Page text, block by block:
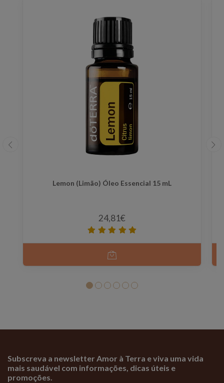
Lemon (Limão) Óleo Essencial 15 mL
24,81€
Subscreva a newsletter Amor à Terra e viva uma vida
mais saudável com informações, dicas úteis e
promoções.